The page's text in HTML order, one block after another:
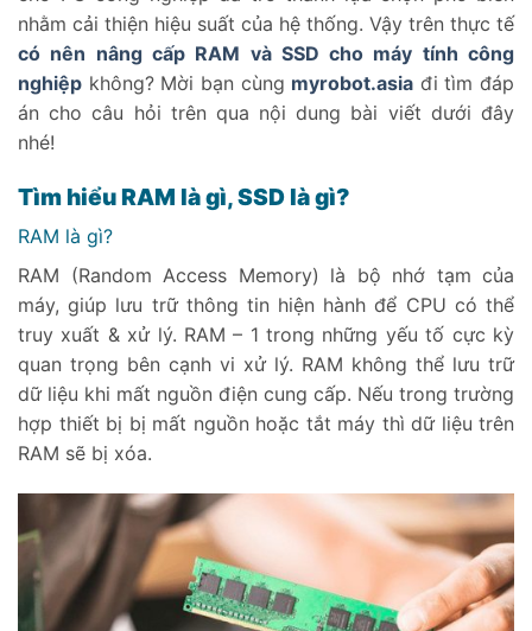
nhằm cải thiện hiệu suất của hệ thống. Vậy trên thực tế
có nên nâng cấp RAM và SSD cho máy tính công
nghiệp không? Mời bạn cùng myrobot.asia đi tìm đáp
án cho câu hỏi trên qua nội dung bài viết dưới đây
nhé!
Tìm hiểu RAM là gì, SSD là gì?
RAM là gì?
RAM (Random Access Memory) là bộ nhớ tạm của
máy, giúp lưu trữ thông tin hiện hành để CPU có thể
truy xuất & xử lý. RAM – 1 trong những yếu tố cực kỳ
quan trọng bên cạnh vi xử lý. RAM không thể lưu trữ
dữ liệu khi mất nguồn điện cung cấp. Nếu trong trường
hợp thiết bị bị mất nguồn hoặc tắt máy thì dữ liệu trên
RAM sẽ bị xóa.